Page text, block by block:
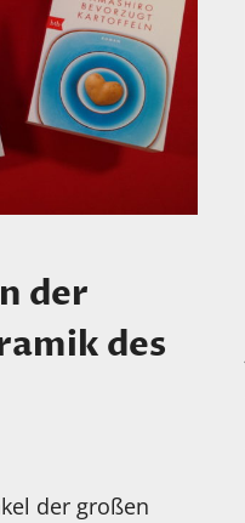
der
des
der großen